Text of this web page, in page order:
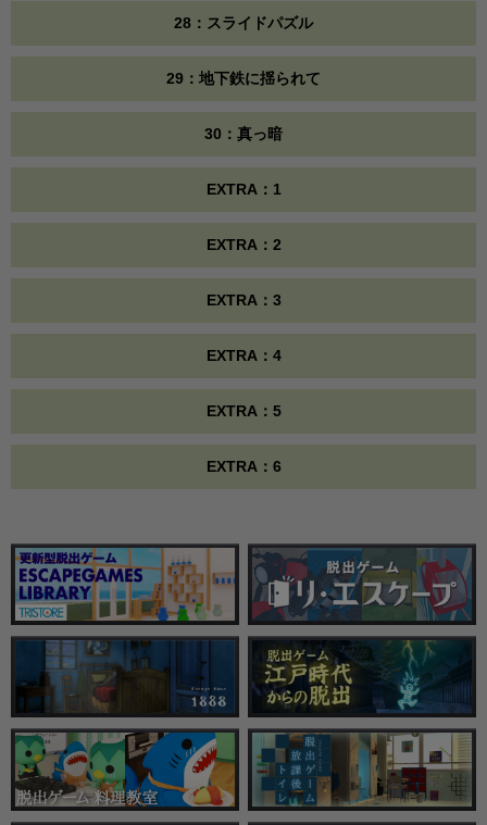
28：スライドパズル
29：地下鉄に揺られて
30：真っ暗
EXTRA：1
EXTRA：2
EXTRA：3
EXTRA：4
EXTRA：5
EXTRA：6